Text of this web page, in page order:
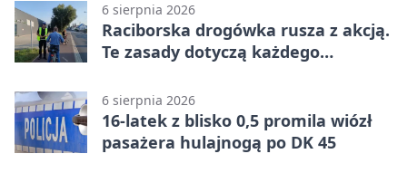
6 sierpnia 2026
Raciborska drogówka rusza z akcją.
Te zasady dotyczą każdego
6 sierpnia 2026
16-latek z blisko 0,5 promila wiózł
pasażera hulajnogą po DK 45